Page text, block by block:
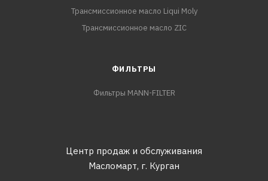
Трансмиссионное масло Liqui Moly
Трансмиссионное масло ZIC
ФИЛЬТРЫ
Фильтры MANN-FILTER
Центр продаж и обслуживания
Масломарт, г. Курган